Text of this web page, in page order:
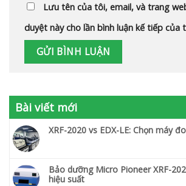
Lưu tên của tôi, email, và trang
duyệt này cho lần bình luận kế tiếp của
Bài viết mới
XRF-2020 vs EDX-LE: Chọn máy
Bảo dưỡng Micro Pioneer XRF-
hiệu suất